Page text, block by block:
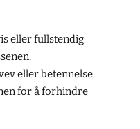
eller fullstendig
eller betennelse.
for å forhindre